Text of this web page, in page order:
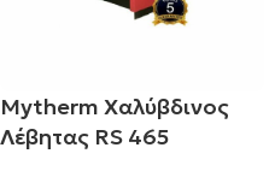
Mytherm Χαλύβδινος
Λέβητας RS 465